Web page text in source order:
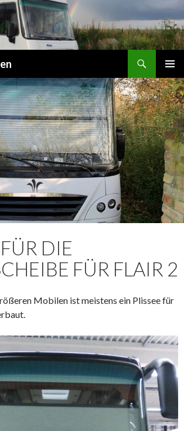
MENÜ
DIE
FÜR FLAIR 2
Mobilen ist meistens ein Plissee für